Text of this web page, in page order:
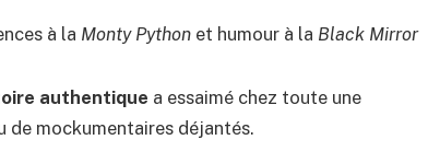
à la Monty Python et humour à la Black Mirror
authentique a essaimé chez toute une
de mockumentaires déjantés.